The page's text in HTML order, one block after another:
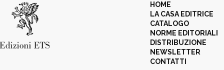
HOME
LA CASA EDITRICE
CATALOGO
NORME EDITORIALI
DISTRIBUZIONE
NEWSLETTER
CONTATTI